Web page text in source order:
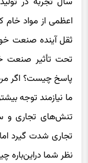
اعظمی از مواد خام
ثقل آینده صنعت
تحت تأثیر صنعت
پاسخ چیست؟ اگر
ما نیازمند توجه
تنش‌های تجاری و
تجاری شدت گیرد اما
نظر شما دراین‌باره